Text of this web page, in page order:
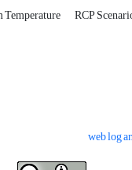
RCP